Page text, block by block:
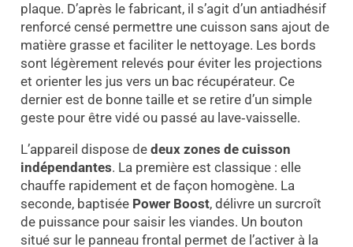
plaque. D’après le fabricant, il s’agit d’un antiadhésif
renforcé censé permettre une cuisson sans ajout de
matière grasse et faciliter le nettoyage. Les bords
sont légèrement relevés pour éviter les projections
et orienter les jus vers un bac récupérateur. Ce
dernier est de bonne taille et se retire d’un simple
geste pour être vidé ou passé au lave‑vaisselle.
L’appareil dispose de deux zones de cuisson
indépendantes. La première est classique : elle
chauffe rapidement et de façon homogène. La
seconde, baptisée Power Boost, délivre un surcroît
de puissance pour saisir les viandes. Un bouton
situé sur le panneau frontal permet de l’activer à la